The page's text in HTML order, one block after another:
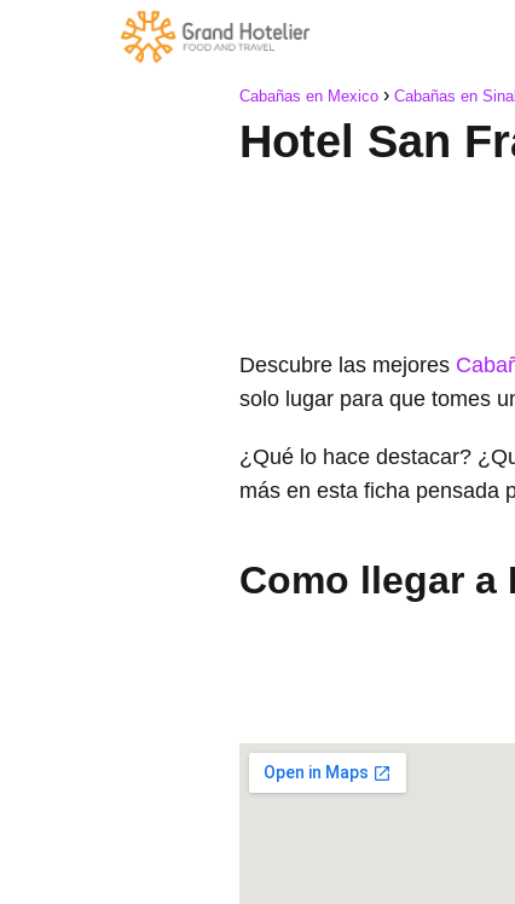
Cabañas en Mexico Cabañas en
Hotel San
Descubre las mejores
solo lugar para que tomes
¿Qué lo hace destacar?
más en esta ficha pensada
Como llegar a